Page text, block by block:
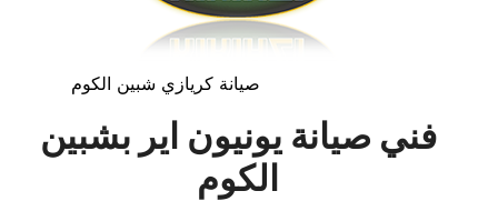
صيانة كريازي شبين الكوم
فني صيانة يونيون اير بشبين
الكوم